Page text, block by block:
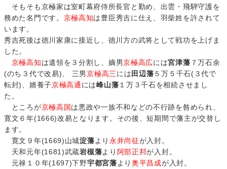
そもそも京極家は室町幕府侍所長官と勤め、出雲・飛騨守護を
務めた名門です。 京極高知は豊臣秀吉に仕え、羽柴姓を許されて
います。
秀吉死後は徳川家康に接近し、徳川方の武将として戦功を上げま
した。
京極高知は遺領を３分割し、嫡男京極高広には宮津藩 ７万石余
(のち３代で改易)、 三男京極高三には田辺藩５万５千石(３代で
転封)、婿養子京極高通 には峰山藩 １万３千石を相続させまし
た。
ところが京極高国は悪政や一族不和などの不行跡を咎められ、
寛文６年(1666)改易となります。その後、短期間で藩主が交替し
ます。
寛文９年(1669)山城淀藩より 永井尚征が入封。
天和元年(1681)武蔵岩槻藩より 阿部正邦が入封。
元禄１０年(1697)下野宇都宮藩より奥平昌成が入封。